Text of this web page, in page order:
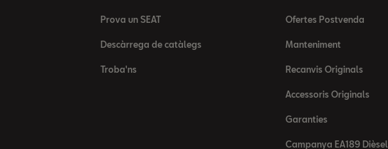
Prova un SEAT
Descàrrega de catàlegs
Troba'ns
Ofertes Postvenda
Manteniment
Recanvis Originals
Accessoris Originals
Garanties
Campanya EA189 Dièsel